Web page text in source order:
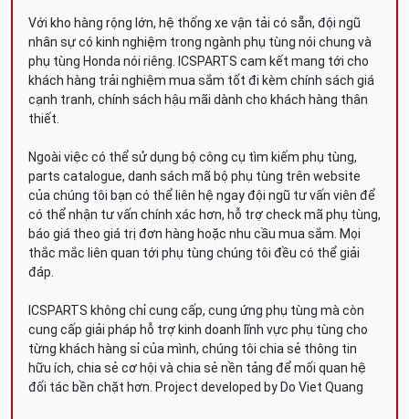
Với kho hàng rộng lớn, hệ thống xe vận tải có sẵn, đội ngũ
nhân sự có kinh nghiệm trong ngành phụ tùng nói chung và
phụ tùng Honda nói riêng. ICSPARTS cam kết mang tới cho
khách hàng trải nghiệm mua sắm tốt đi kèm chính sách giá
cạnh tranh, chính sách hậu mãi dành cho khách hàng thân
thiết.
Ngoài việc có thể sử dụng bộ công cụ tìm kiếm phụ tùng,
parts catalogue, danh sách mã bộ phụ tùng trên website
của chúng tôi bạn có thể liên hệ ngay đội ngũ tư vấn viên để
có thể nhận tư vấn chính xác hơn, hỗ trợ check mã phụ tùng,
báo giá theo giá trị đơn hàng hoặc nhu cầu mua sắm. Mọi
thắc mắc liên quan tới phụ tùng chúng tôi đều có thể giải
đáp.
ICSPARTS không chỉ cung cấp, cung ứng phụ tùng mà còn
cung cấp giải pháp hỗ trợ kinh doanh lĩnh vực phụ tùng cho
từng khách hàng sỉ của mình, chúng tôi chia sẻ thông tin
hữu ích, chia sẻ cơ hội và chia sẻ nền tảng để mối quan hệ
đối tác bền chặt hơn. Project developed by Do Viet Quang